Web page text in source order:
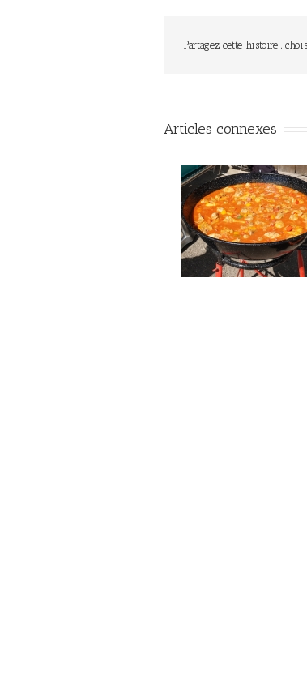
Partagez cette histoire ,
Articles connexes